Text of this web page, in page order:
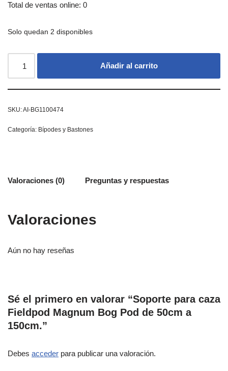
Total de ventas online: 0
Solo quedan 2 disponibles
Añadir al carrito
SKU:AI-BG1100474
Categoría: Bípodes y Bastones
Valoraciones (0) Preguntas y respuestas
Valoraciones
Aún no hay reseñas
Sé el primero en valorar “Soporte para caza
Fieldpod Magnum Bog Pod de 50cm a
150cm.”
Debes acceder para publicar una valoración.